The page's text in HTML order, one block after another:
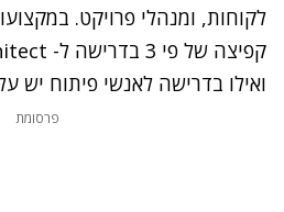
לקוחות, ומנהלי פרויקט.
ואילו בדרישה לאנשי פיתוח יש עליה
פרסומת